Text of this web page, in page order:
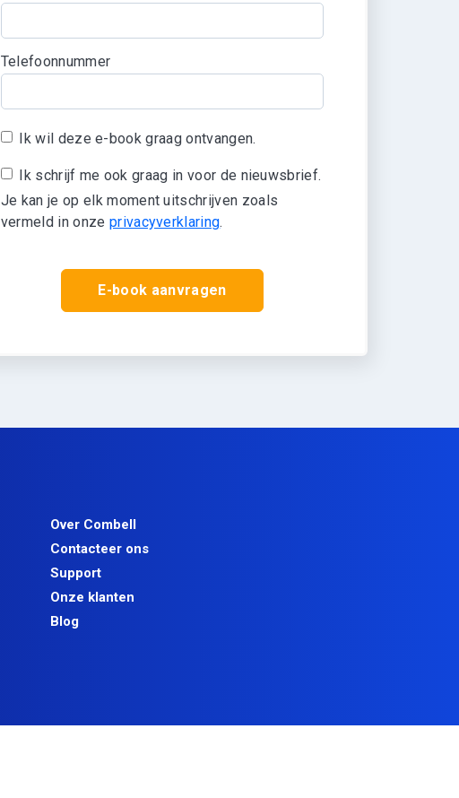
Telefoonnummer
Ik wil deze e-book graag ontvangen.
Ik schrijf me ook graag in voor de nieuwsbrief.
Je kan je op elk moment uitschrijven zoals
vermeld in onze privacyverklaring.
Over Combell
Contacteer ons
Support
Onze klanten
Blog